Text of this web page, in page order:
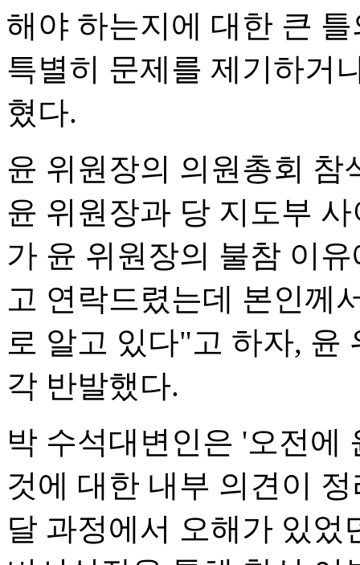
해야 하는지에 대한 큰
특별히 문제를 제기하거
혔다.
윤 위원장의 의원총회 참
윤 위원장과 당 지도부
가 윤 위원장의 불참 이
고 연락드렸는데 본인께
로 알고 있다"고 하자, 윤
각 반발했다.
박 수석대변인은 '오전에
것에 대한 내부 의견이
달 과정에서 오해가 있